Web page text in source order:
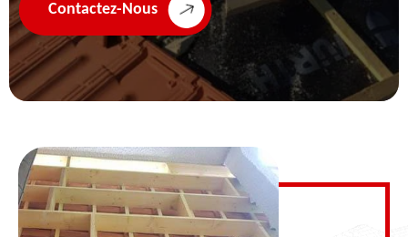
Contactez-Nous